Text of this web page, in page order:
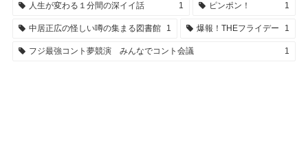
人生が変わる１分間の深イイ話 1 ピンポン！ 1
中居正広の怪しい噂の集まる図書館 1 爆報！THEフライデー 1
フジ最強コント夢競演 みんなでコント会議 1